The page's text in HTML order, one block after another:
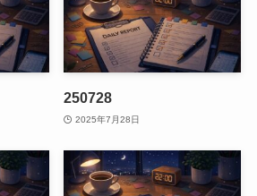
250728
2025年7月28日